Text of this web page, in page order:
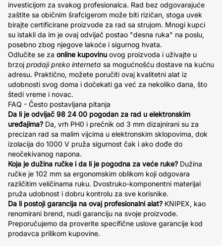
investicijom za svakog profesionalca. Rad bez odgovarajuće
zaštite sa običnim šrafcigerom može biti rizičan, stoga uvek
birajte certificirane proizvode za rad sa strujom. Mnogi kupci
su istakli da im je ovaj odvijač postao "desna ruka" na poslu,
posebno zbog njegove lakoće i sigurnog hvata.
Odlučite se za online kupovinu ovog proizvoda i uživajte u
brzoj prodaji preko interneta sa mogućnošću dostave na kućnu
adresu. Praktično, možete poručiti ovaj kvalitetni alat iz
udobnosti svog doma i dočekati ga već za nekoliko dana, što
štedi vreme i novac.
FAQ - Često postavljana pitanja
Da li je odvijač 98 24 00 pogodan za rad u elektronskim
uređajima? Da, vrh PH0 i prečnik od 3 mm dizajnirani su za
precizan rad sa malim vijcima u elektronskim sklopovima, dok
izolacija do 1000 V pruža sigurnost čak i ako dođe do
neočekivanog napona.
Koja je dužina ručke i da li je pogodna za veće ruke? Dužina
ručke je 102 mm sa ergonomskim oblikom koji odgovara
različitim veličinama ruku. Dvostruko-komponentni materijal
pruža udobnost i dobru kontrolu za sve korisnike.
Da li postoji garancija na ovaj profesionalni alat? KNIPEX, kao
renomirani brend, nudi garanciju na svoje proizvode.
Preporučujemo da proverite specifične uslove garancije kod
prodavca prilikom kupovine.